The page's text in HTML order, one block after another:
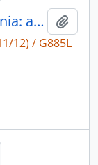
The lowland indians of Amazônia: a survey of the location and religious condiditon of the indians of Colombia, Venezuela, The Guianas, Ecuador, Peru, Brazil and Bolivia.
12) / G885L